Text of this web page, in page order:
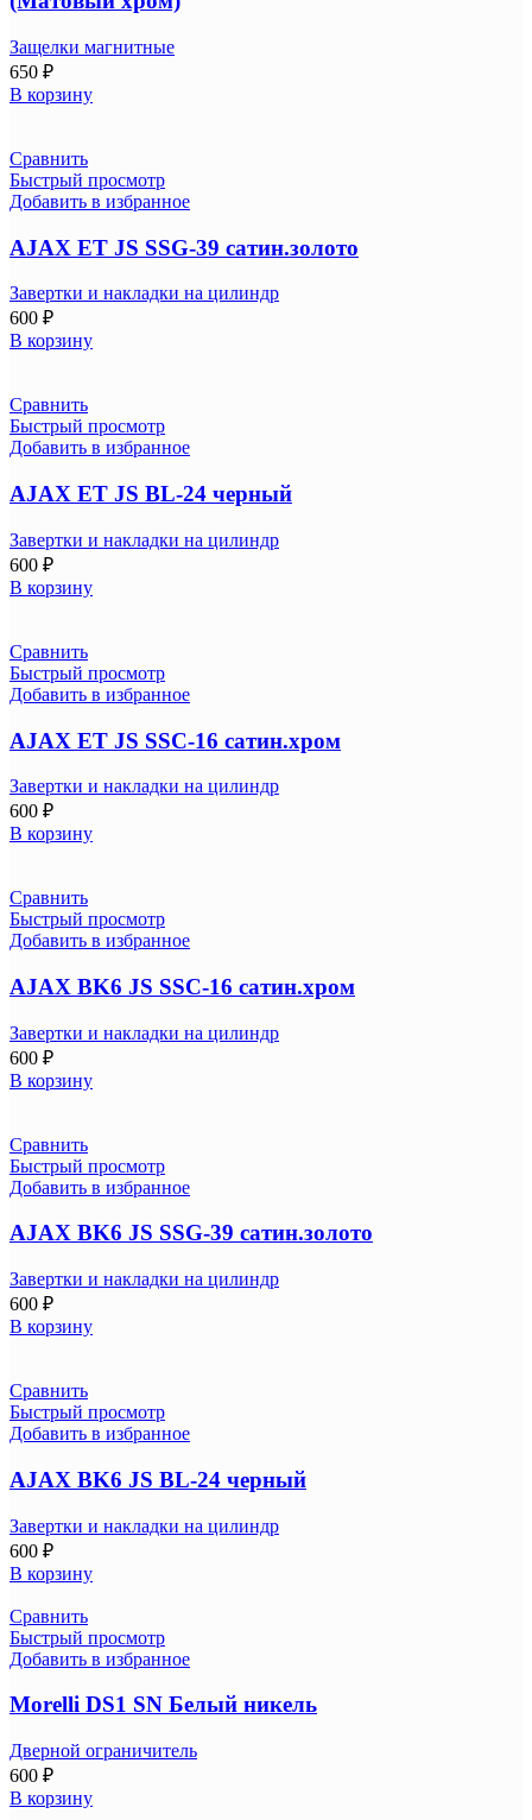
Защелки магнитные
650 ₽
В корзину
Сравнить
Быстрый просмотр
Добавить в избранное
AJAX ET JS SSG-39 сатин.золото
Завертки и накладки на цилиндр
600 ₽
В корзину
Сравнить
Быстрый просмотр
Добавить в избранное
AJAX ET JS BL-24 черный
Завертки и накладки на цилиндр
600 ₽
В корзину
Сравнить
Быстрый просмотр
Добавить в избранное
AJAX ET JS SSC-16 сатин.хром
Завертки и накладки на цилиндр
600 ₽
В корзину
Сравнить
Быстрый просмотр
Добавить в избранное
AJAX BK6 JS SSC-16 сатин.хром
Завертки и накладки на цилиндр
600 ₽
В корзину
Сравнить
Быстрый просмотр
Добавить в избранное
AJAX BK6 JS SSG-39 сатин.золото
Завертки и накладки на цилиндр
600 ₽
В корзину
Сравнить
Быстрый просмотр
Добавить в избранное
AJAX BK6 JS BL-24 черный
Завертки и накладки на цилиндр
600 ₽
В корзину
Сравнить
Быстрый просмотр
Добавить в избранное
Morelli DS1 SN Белый никель
Дверной ограничитель
600 ₽
В корзину